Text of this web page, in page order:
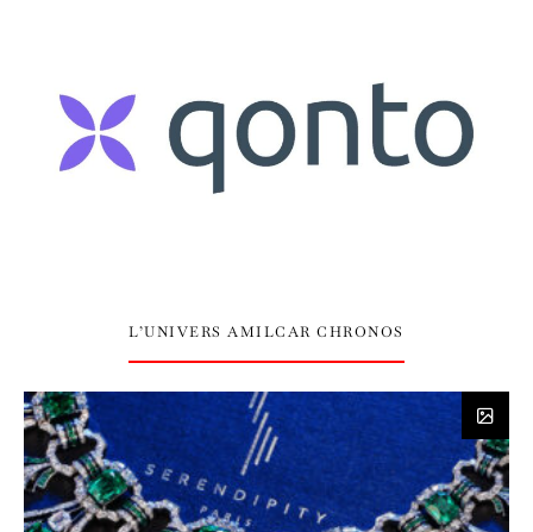
L’UNIVERS AMILCAR CHRONOS